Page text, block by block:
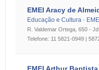
EMEI Aracy de
Educação e Cultura - EMEI
R. Valdemar Ortega, 650 -
Telefone: 11 5821-0949 |